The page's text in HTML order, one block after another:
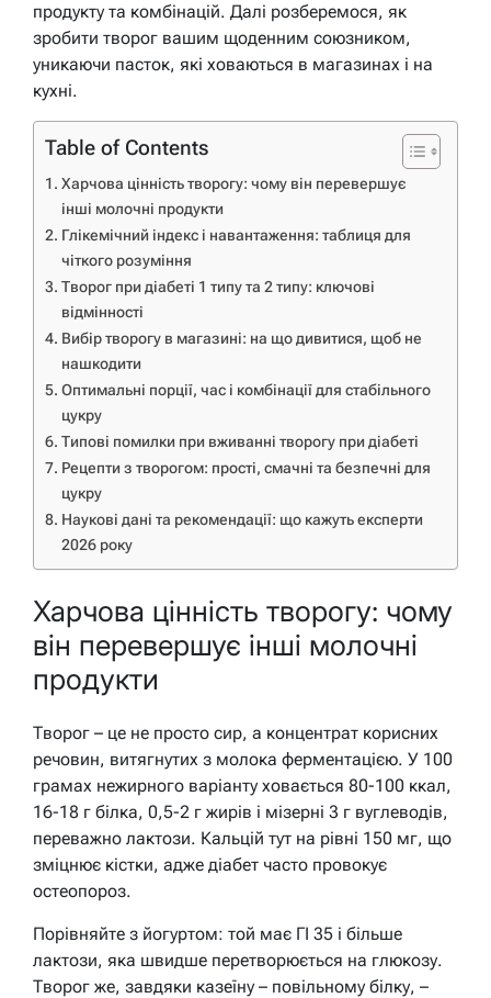
продукту та комбінацій. Далі розберемося, як
зробити творог вашим щоденним союзником,
уникаючи пасток, які ховаються в магазинах і на
кухні.
Table of Contents
Харчова цінність творогу: чому він перевершує
інші молочні продукти
Глікемічний індекс і навантаження: таблиця для
чіткого розуміння
Творог при діабеті 1 типу та 2 типу: ключові
відмінності
Вибір творогу в магазині: на що дивитися, щоб не
нашкодити
Оптимальні порції, час і комбінації для стабільного
цукру
Типові помилки при вживанні творогу при діабеті
Рецепти з творогом: прості, смачні та безпечні для
цукру
Наукові дані та рекомендації: що кажуть експерти
2026 року
Харчова цінність творогу: чому
він перевершує інші молочні
продукти
Творог – це не просто сир, а концентрат корисних
речовин, витягнутих з молока ферментацією. У 100
грамах нежирного варіанту ховається 80-100 ккал,
16-18 г білка, 0,5-2 г жирів і мізерні 3 г вуглеводів,
переважно лактози. Кальцій тут на рівні 150 мг, що
зміцнює кістки, адже діабет часто провокує
остеопороз.
Порівняйте з йогуртом: той має ГІ 35 і більше
лактози, яка швидше перетворюється на глюкозу.
Творог же, завдяки казеїну – повільному білку, –